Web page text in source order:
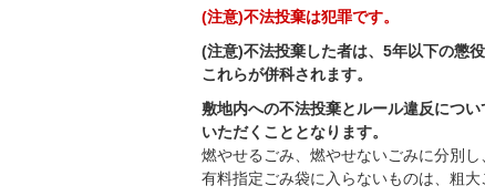
(注意)不法投棄は犯罪です。
(注意)不法投棄した者は、5年以下の懲
これらが併科されます。
敷地内への不法投棄とルール違反につ
いただくこととなります。
燃やせるごみ、燃やせないごみに分別
有料指定ごみ袋に入らないものは、粗大